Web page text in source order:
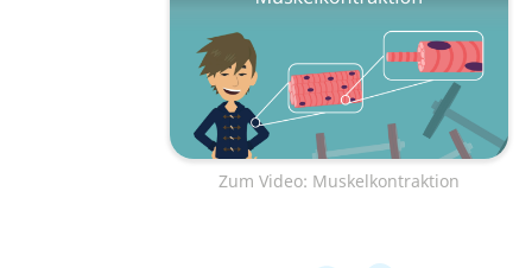
Zum Video: Muskelkontraktion